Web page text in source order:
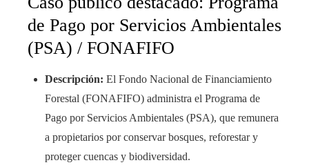
de Pago por Servicios Ambientales
(PSA) / FONAFIFO
Descripción: El Fondo Nacional de Financiamiento
Forestal (FONAFIFO) administra el Programa de
Pago por Servicios Ambientales (PSA), que remunera
a propietarios por conservar bosques, reforestar y
proteger cuencas y biodiversidad.